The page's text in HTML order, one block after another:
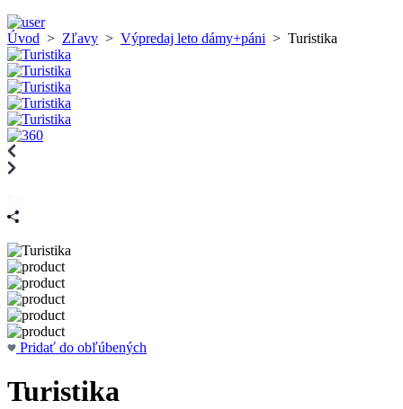
Úvod > Zľavy > Výpredaj leto dámy+páni > Turistika
Pridať do obľúbených
Turistika